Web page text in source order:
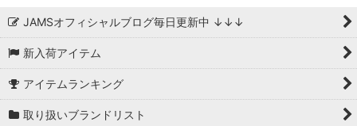
JAMSオフィシャルブログ毎日更新中 ↓↓↓
新入荷アイテム
アイテムランキング
取り扱いブランドリスト